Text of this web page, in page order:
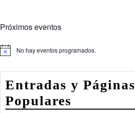
Próximos eventos
Aviso No hay eventos programados.
Entradas y Páginas
Populares